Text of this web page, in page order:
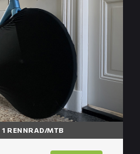
1 RENNRAD/MTB